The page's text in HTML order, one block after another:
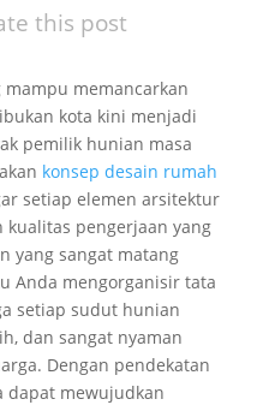
this post
memancarkan
kota kini menjadi
pemilik hunian masa
konsep desain rumah
setiap elemen arsitektur
pengerjaan yang
yang sangat matang
Anda mengorganisir tata
setiap sudut hunian
dan sangat nyaman
Dengan pendekatan
dapat mewujudkan